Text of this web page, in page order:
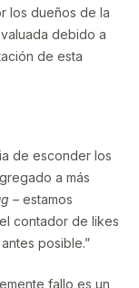
los dueños de la
debido a
de esta
de esconder los
a más
– estamos
contador de likes
posible.”
fallo es un